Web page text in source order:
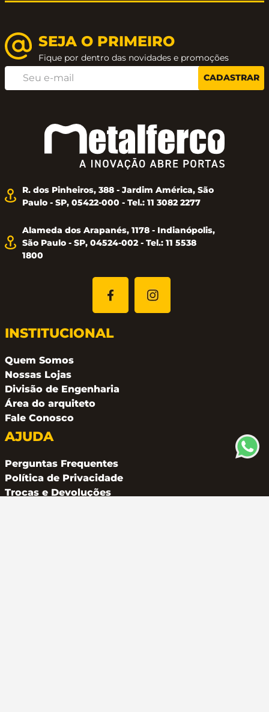
SEJA O PRIMEIRO
Fique por dentro das novidades e promoções
CADASTRAR
R. dos Pinheiros, 388 - Jardim América, São
Paulo - SP, 05422-000 - Tel.: 11 3082 2277
Alameda dos Arapanés, 1178 - Indianópolis,
São Paulo - SP, 04524-002 - Tel.: 11 5538
1800
INSTITUCIONAL
Quem Somos
Nossas Lojas
Divisão de Engenharia
Área do arquiteto
Fale Conosco
AJUDA
Perguntas Frequentes
Política de Privacidade
Trocas e Devoluções